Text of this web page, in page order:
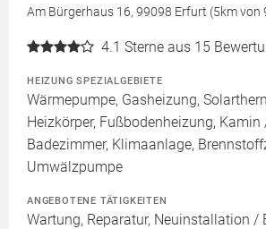
Am Bürgerhaus 16, 99098 Erfurt (5km von
4.1 Sterne aus 15
HEIZUNG SPEZIALGEBIETE
Wärmepumpe, Gasheizung,
Heizkörper, Fußbodenheizung, Kamin
Badezimmer, Klimaanlage,
Umwälzpumpe
ANGEBOTENE TÄTIGKEITEN
Wartung, Reparatur, Neuinstallation /